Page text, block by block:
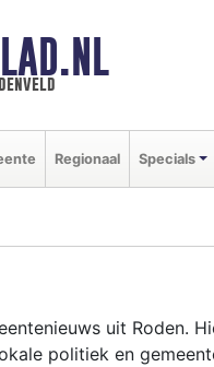
Regionaal Specials
uit Roden.
politiek en